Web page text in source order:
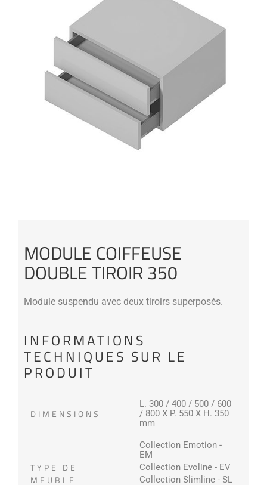
MODULE COIFFEUSE
DOUBLE TIROIR 350
Module suspendu avec deux tiroirs superposés.
INFORMATIONS
TECHNIQUES SUR LE
PRODUIT
DIMENSIONS
L. 300 / 400 / 500 / 600
/ 800 X P. 550 X H. 350
mm
TYPE DE
MEUBLE
Collection Emotion -
EM
Collection Evoline - EV
Collection Slimline - SL